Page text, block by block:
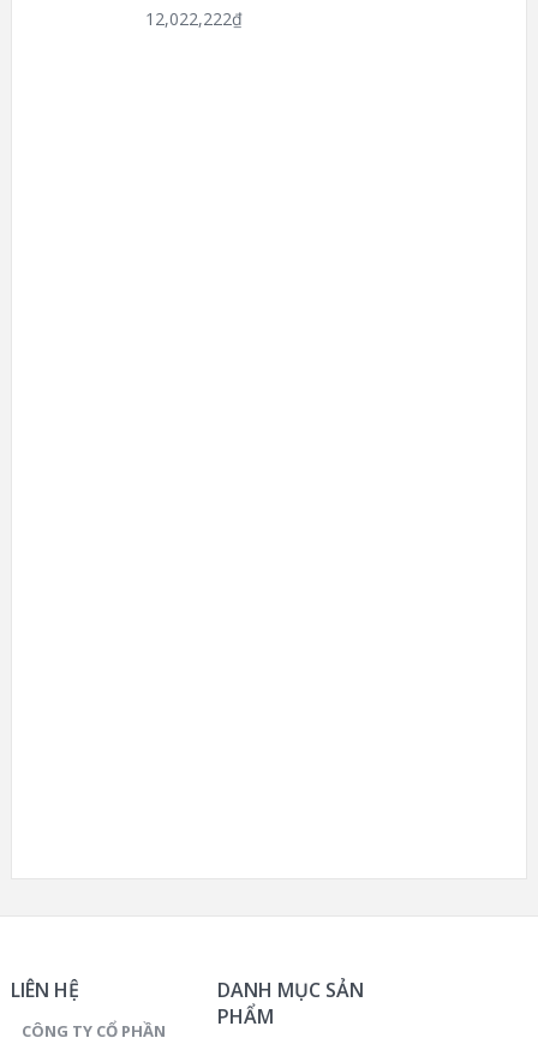
12,022,222₫
LIÊN HỆ
CÔNG TY CỔ PHẦN
DANH MỤC SẢN
PHẨM